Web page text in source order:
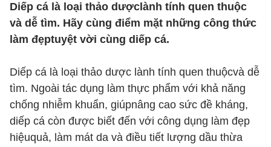
Diếp cá là loại thảo dượclành tính quen thuộc
và dễ tìm. Hãy cùng điểm mặt những công thức
làm đẹptuyệt vời cùng diếp cá.
Diếp cá là loại thảo dược lành tính quen thuộcvà dễ
tìm. Ngoài tác dụng làm thực phẩm với khả năng
chống nhiễm khuẩn, giúpnâng cao sức đề kháng,
diếp cá còn được biết đến với công dụng làm đẹp
hiệuquả, làm mát da và điều tiết lượng dầu thừa